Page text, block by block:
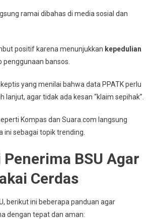
ramai dibahas di media sosial dan
positif karena menunjukkan kepedulian
penggunaan bansos.
yang menilai bahwa data PPATK perlu
lanjut, agar tidak ada kesan “klaim sepihak”.
Kompas dan Suara.com langsung
ini sebagai topik trending.
BSU Agar
Cerdas
berikut ini beberapa panduan agar
dengan tepat dan aman: